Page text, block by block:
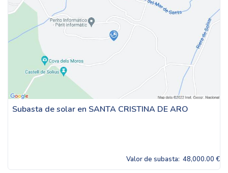
Subasta de solar en SANTA CRISTINA DE ARO
Valor de subasta: 48,000.00 €